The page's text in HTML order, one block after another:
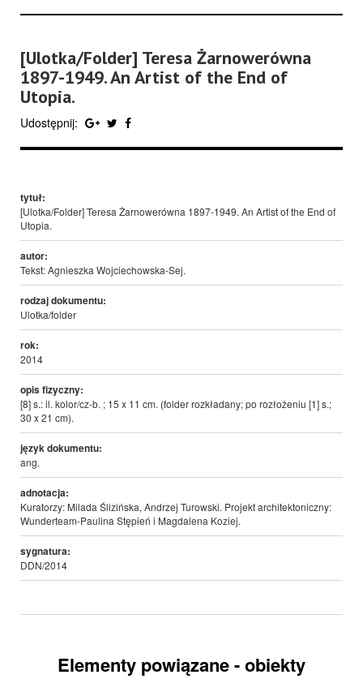
[Ulotka/Folder] Teresa Żarnowerówna
1897-1949. An Artist of the End of
Utopia.
Udostępnij:
tytuł:
[Ulotka/Folder] Teresa Żarnowerówna 1897-1949. An Artist of the End of
Utopia.
autor:
Tekst: Agnieszka Wojciechowska-Sej.
rodzaj dokumentu:
Ulotka/folder
rok:
2014
opis fizyczny:
[8] s.: il. kolor/cz-b. ; 15 x 11 cm. (folder rozkładany; po rozłożeniu [1] s.;
30 x 21 cm).
język dokumentu:
ang.
adnotacja:
Kuratorzy: Milada Ślizińska, Andrzej Turowski. Projekt architektoniczny:
Wunderteam-Paulina Stępień i Magdalena Koziej.
sygnatura:
DDN/2014
Elementy powiązane - obiekty